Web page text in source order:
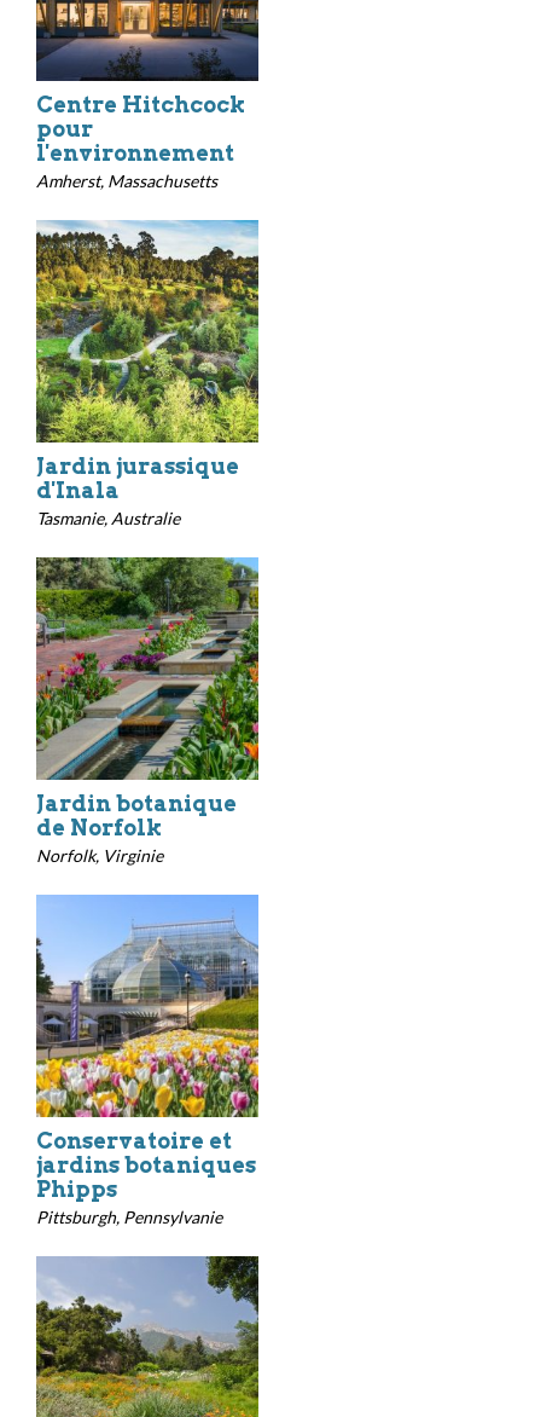
Centre Hitchcock
pour
l'environnement
Amherst, Massachusetts
Jardin jurassique
d'Inala
Tasmanie, Australie
Jardin botanique
de Norfolk
Norfolk, Virginie
Conservatoire et
jardins botaniques
Phipps
Pittsburgh, Pennsylvanie